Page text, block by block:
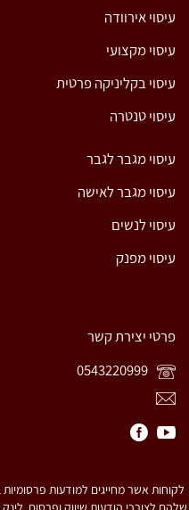
עיסוי אירוודה
עיסוי מקצועי
עיסוי בקליניקה פרטית
עיסוי טנטרה
עיסוי מגבר לגבר
עיסוי מגבר לאישה
עיסוי לנשים
עיסוי מפנק
פרטי יצירת קשר
לקוחות אשר מחייגים למודעות